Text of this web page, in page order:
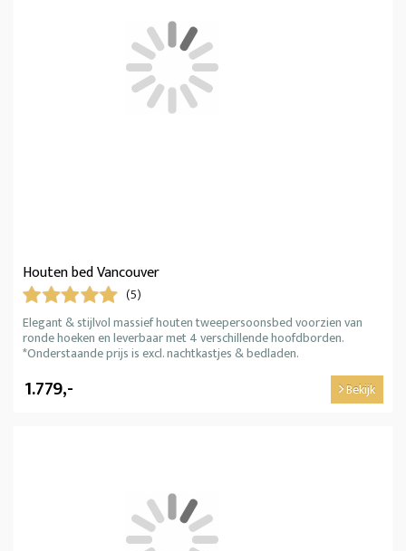
Houten bed Vancouver
(5)
Elegant & stijlvol massief houten tweepersoonsbed voorzien van
ronde hoeken en leverbaar met 4 verschillende hoofdborden.
*Onderstaande prijs is excl. nachtkastjes & bedladen.
1.779,- Bekijk